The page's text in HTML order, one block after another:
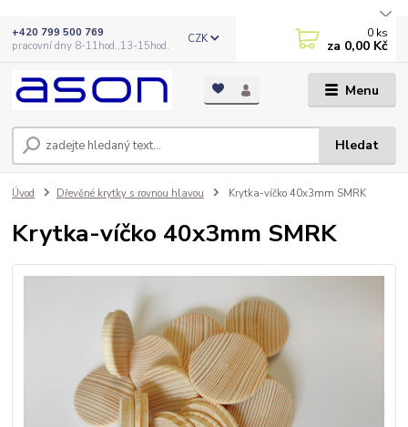
Menu
CZK
Hledat
+420 799 500 769
pracovní dny 8-11hod.,13-15hod.
0 ks
za 0,00 Kč
Úvod Dřevěné krytky s rovnou hlavou Krytka-víčko 40x3mm SMRK
Krytka-víčko 40x3mm SMRK